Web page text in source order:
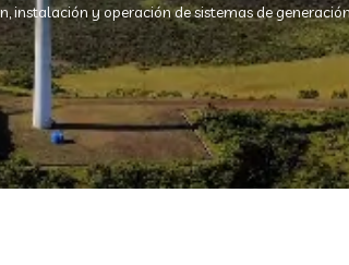
instalación y operación de sistemas de